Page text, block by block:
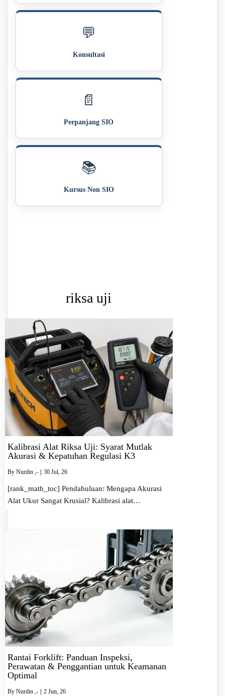
💬
Konsultasi
📄
Perpanjang SIO
📚
Kursus Non SIO
riksa uji
Kalibrasi Alat Riksa Uji: Syarat Mutlak
Akurasi & Kepatuhan Regulasi K3
By Nurdin ,- | 30 Jul, 26
[rank_math_toc] Pendahuluan: Mengapa Akurasi
Alat Ukur Sangat Krusial? Kalibrasi alat…
Rantai Forklift: Panduan Inspeksi,
Perawatan & Penggantian untuk Keamanan
Optimal
By Nurdin ,- 2 Jun, 26